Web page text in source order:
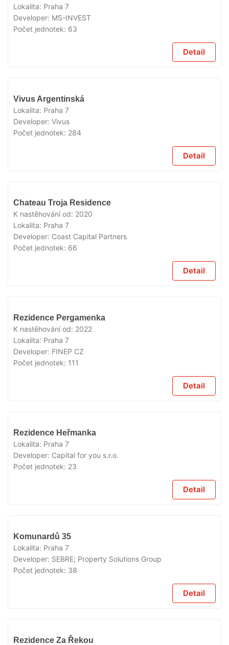
Lokalita: Praha 7
Developer: MS-INVEST
Počet jednotek: 63
Detail
Vivus Argentinská
Lokalita: Praha 7
Developer: Vivus
Počet jednotek: 284
Detail
Chateau Troja Residence
K nastěhování od: 2020
Lokalita: Praha 7
Developer: Coast Capital Partners
Počet jednotek: 66
Detail
Rezidence Pergamenka
K nastěhování od: 2022
Lokalita: Praha 7
Developer: FINEP CZ
Počet jednotek: 111
Detail
Rezidence Heřmanka
Lokalita: Praha 7
Developer: Capital for you s.r.o.
Počet jednotek: 23
Detail
Komunardů 35
Lokalita: Praha 7
Developer: SEBRE; Property Solutions Group
Počet jednotek: 38
Detail
Rezidence Za Řekou